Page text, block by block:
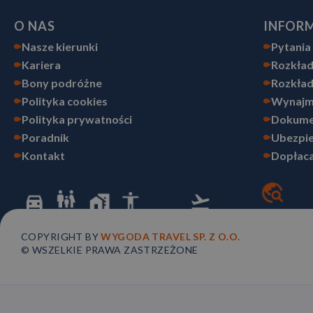
O NAS
Nasze kierunki
Kariera
Bony podróżne
Polityka cookies
Polityka prywatności
Poradnik
Kontakt
Pytania
COPYRIGHT BY WYGODA TRAVEL SP. Z O.O.
© WSZELKIE PRAWA ZASTRZEŻONE